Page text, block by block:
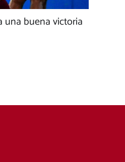
una buena victoria